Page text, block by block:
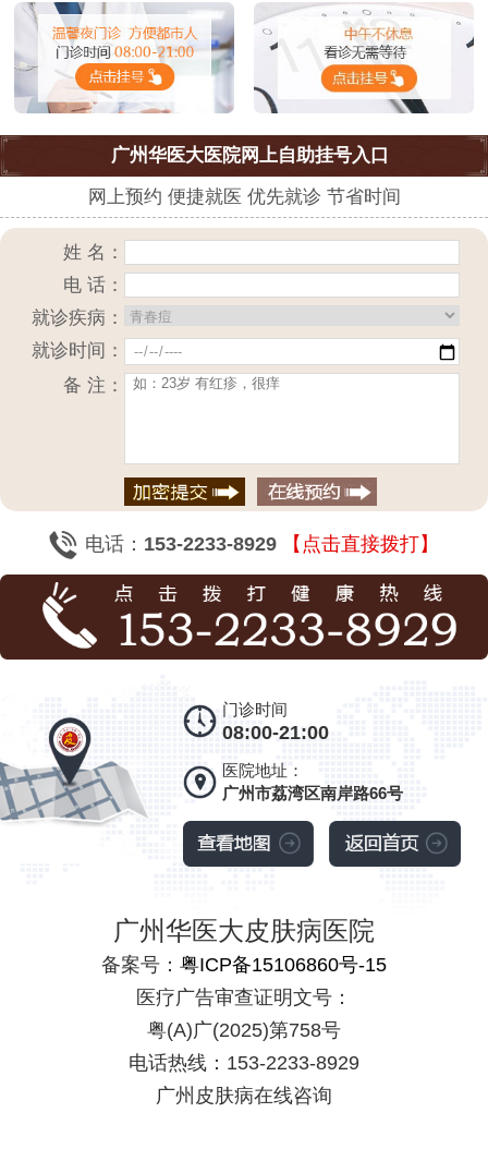
广州华医大医院网上自助挂号入口
网上预约 便捷就医 优先就诊 节省时间
姓 名：
电 话：
就诊疾病：
就诊时间：
备 注：
电话： 153-2233-8929 【点击直接拨打】
门诊时间
08:00-21:00
医院地址：
广州市荔湾区南岸路66号
广州华医大皮肤病医院
备案号： 粤ICP备15106860号-15
医疗广告审查证明文号：
粤(A)广(2025)第758号
电话热线：153-2233-8929
广州皮肤病在线咨询